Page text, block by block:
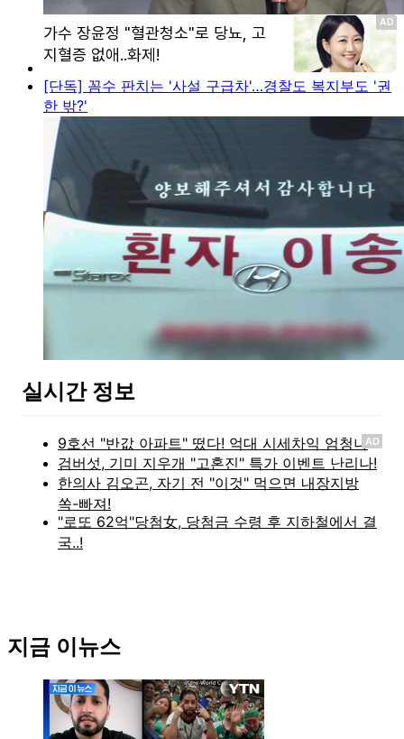
[단독] 꼼수 판치는 '사설 구급차'…경찰도 복지부도 '권
한 밖?'
실시간 정보
AD
지금 이뉴스